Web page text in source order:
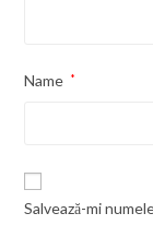
Name *
Salvează-mi